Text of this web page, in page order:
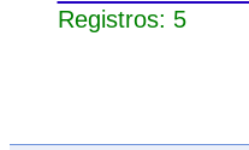
Registros: 5